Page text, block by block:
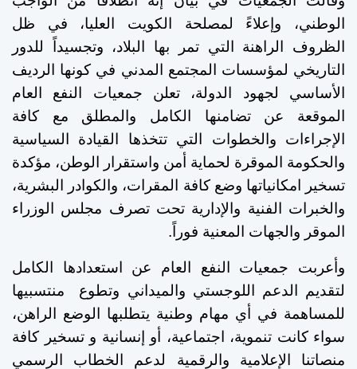
الوطني، وإعلاءً لمصلحة الكويت العليا، في ظل
الظروف الراهنة التي تمر بها البلاد، وتجسيداً للدور
التاريخي لمؤسسات المجتمع المدني في كونها الرديف
الأساسي لجهود الدولة، تعلن جمعيات النفع العام
الموقعة عن تضامنها الكامل والمطلق مع كافة
الإجراءات والخطوات التي تتخذها القيادة السياسية
والحكومة الموقرة لحماية أمن واستقرار الوطن، مؤكدة
تسخير امكانياتها وضع كافة المقرات، والكوادر البشرية،
والخبرات الفنية والإدارية تحت تصرف مجلس الوزراء
الموقر والجهات المعنية فوراً.
وأعربت جمعيات النفع العام عن استعدادها الكامل
لتقديم الدعم اللوجستي والميداني وتطوع منتسبيها
للمساهمة في أي مهام وطنية يتطلبها الوضع الراهن،
سواء كانت تنموية، اجتماعية، أو إنسانية و تسخير كافة
منصاتنا الإعلامية والرقمية لدعم الخطاب الرسمي